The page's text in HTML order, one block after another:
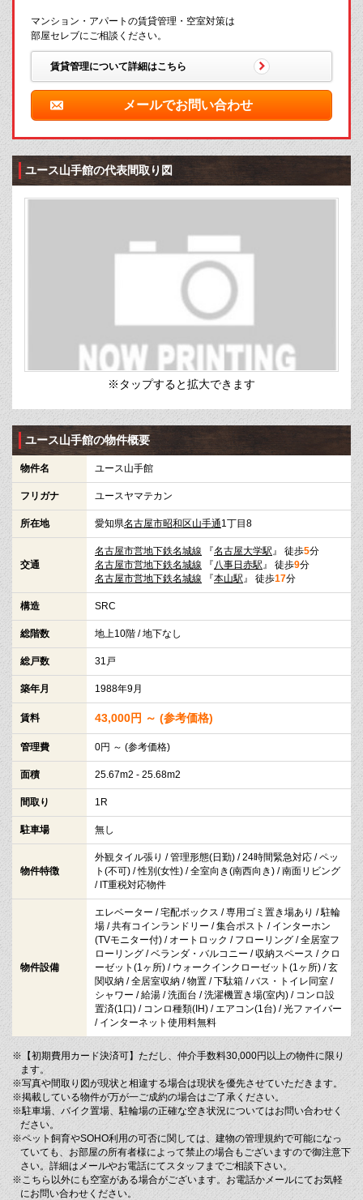
マンション・アパートの賃貸管理・空室対策は
部屋セレブにご相談ください。
賃貸管理について詳細はこちら
メールでお問い合わせ
ユース山手館の代表間取り図
※タップすると拡大できます
ユース山手館の物件概要
物件名 ユース山手館
フリガナ ユースヤマテカン
所在地 愛知県名古屋市昭和区山手通1丁目8
交通
名古屋市営地下鉄名城線 『名古屋大学駅 』 徒歩5分
名古屋市営地下鉄名城線 『 八事日赤駅 』 徒歩9分
名古屋市営地下鉄名城線 『本山駅 』 徒歩17分
構造 SRC
総階数 地上10階 / 地下なし
総戸数 31戸
築年月 1988年9月
賃料 43,000円 ～ (参考価格)
管理費 0円 ～ (参考価格)
面積 25.67m2 - 25.68m2
間取り 1R
駐車場 無し
物件特徴
外観タイル張り / 管理形態(日勤) / 24時間緊急対応 / ペッ
ト(不可) / 性別(女性) / 全室向き(南西向き) / 南面リビング
/ IT重税対応物件
物件設備
エレベーター / 宅配ボックス / 専用ゴミ置き場あり / 駐輪
場 / 共有コインランドリー / 集合ポスト / インターホン
(TVモニター付) / オートロック / フローリング / 全居室フ
ローリング / ベランダ・バルコニー / 収納スペース / クロ
ーゼット(1ヶ所) / ウォークインクローゼット(1ヶ所) / 玄
関収納 / 全居室収納 / 物置 / 下駄箱 / バス・トイレ同室 /
シャワー / 給湯 / 洗面台 / 洗濯機置き場(室内) / コンロ設
置済(1口) / コンロ種類(IH) / エアコン(1台) / 光ファイバー
/ インターネット使用料無料
※【初期費用カード決済可】ただし、仲介手数料30,000円以上の物件に限り
ます。
※写真や間取り図が現状と相違する場合は現状を優先させていただきます。
※掲載している物件が万が一ご成約の場合はご了承ください。
※駐車場、バイク置場、駐輪場の正確な空き状況についてはお問い合わせく
ださい。
※ペット飼育やSOHO利用の可否に関しては、建物の管理規約で可能になっ
ていても、お部屋の所有者様によって禁止の場合もございますので御注意下
さい。詳細はメールやお電話にてスタッフまでご相談下さい。
※こちら以外にも空室がある場合がございます。お電話かメールにてお気軽
にお問い合わせください。